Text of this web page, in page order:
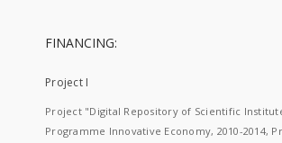
FINANCING:
Project I
Project "Digital Repository of Scientific
Programme Innovative Economy, 2010-2014,